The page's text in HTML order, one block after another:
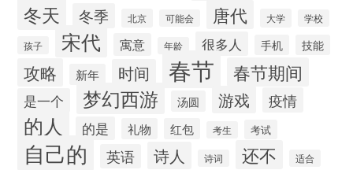
冬天 冬季 北京 可能会 唐代 大学 学校
孩子 宋代 寓意 年龄 很多人 手机 技能
攻略 新年 时间 春节 春节期间
是一个 梦幻西游 汤圆 游戏 疫情
的人 的是 礼物 红包 考生 考试
自己的 英语 诗人 诗词 还不 适合